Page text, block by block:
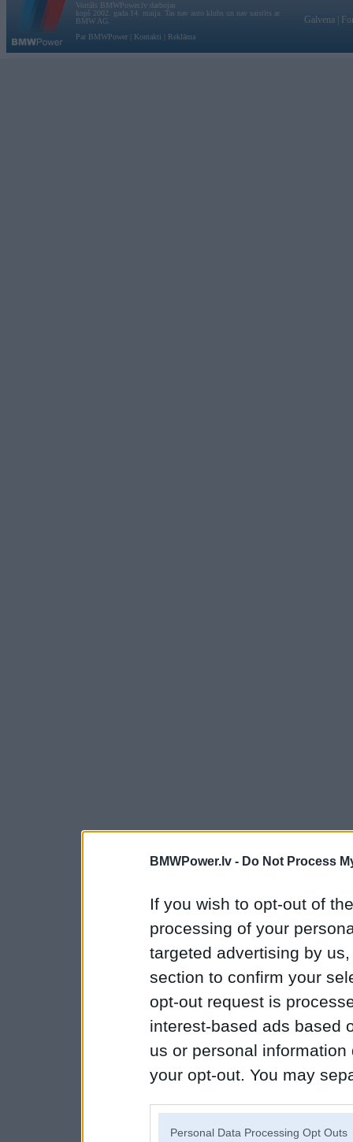
BMWPower.lv - Do Not Process
If you wish to opt-out of
processing of your
targeted advertising by
section to confirm your
opt-out request is
interest-based ads based
us or personal
your opt-out. You may
Personal Data Processing Opt Outs
Vortāls BMWPower.lv darbojas
kopš 2002. gada 14. maija. Tas nav auto klubs un nav saistīts ar
BMW AG.
Par BMWPower
Kontakti Reklāma
Galvena